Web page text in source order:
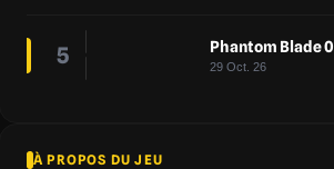
5 Phantom Blade 0
29 Oct. 26
À PROPOS DU JEU